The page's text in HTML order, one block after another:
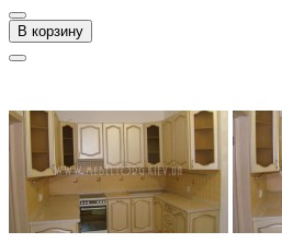
В корзину